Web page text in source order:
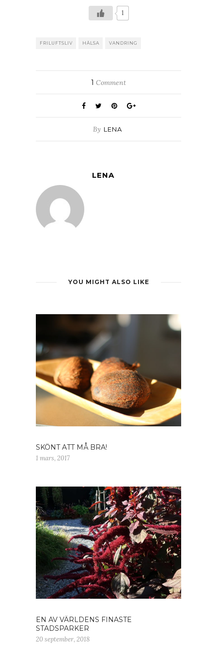
1
FRILUFTSLIV HÄLSA VANDRING
1 Comment
By LENA
LENA
YOU MIGHT ALSO LIKE
SKÖNT ATT MÅ BRA!
1 mars, 2017
EN AV VÄRLDENS FINASTE
STADSPARKER
20 september, 2018